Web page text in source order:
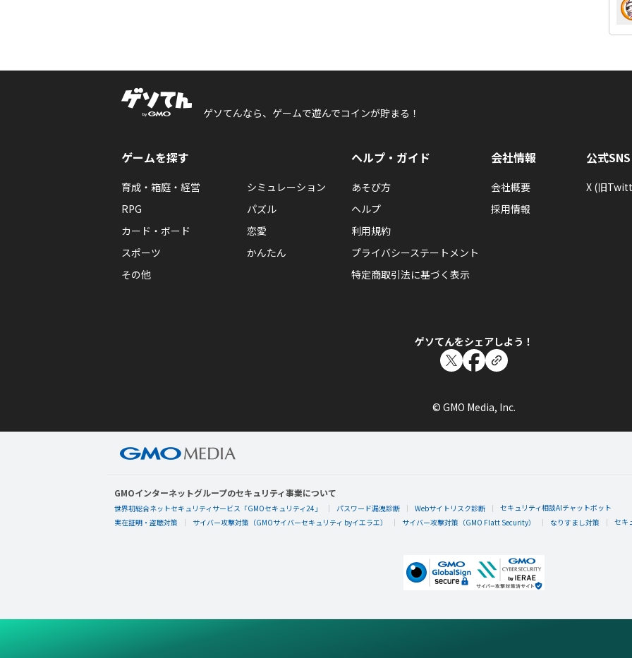
ゲソてんなら、ゲームで遊んでコインが貯まる！
ゲームを探す
育成・箱庭・経営
シミュレーション
RPG
パズル
カード・ボード
恋愛
スポーツ
かんたん
その他
ヘルプ・ガイド
あそび方
ヘルプ
利用規約
プライバシーステートメント
特定商取引法に基づく表示
会社情報
会社概要
採用情報
公式SNS
X (旧
ゲソてんをシェアしよう！
© GMO Media, Inc.
GMOインターネットグループのセキュリティ事業について
世界初総合ネットセキュリティサービス「GMOセキュリティ24」 パスワード漏洩診断 Webサイトリスク診断
セキュリティ相談AIチャットボット
実在証明・盗聴対策
サイバー攻撃対策（GMOサイバーセキュリティ byイエラエ） サイバー攻撃対策（GMO Flatt Security） なりすまし対策 セキ